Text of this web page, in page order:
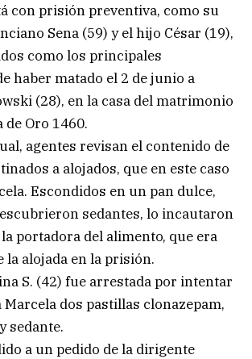
con prisión preventiva, como su
Sena (59) y el hijo César (19),
como los principales
haber matado el 2 de junio a
(28), en la casa del matrimonio
de Oro 1460.
agentes revisan el contenido de
a alojados, que en este caso
Escondidos en un pan dulce,
sedantes, lo incautaron
portadora del alimento, que era
la alojada en la prisión.
S. (42) fue arrestada por intentar
Marcela dos pastillas clonazepam,
sedante.
a un pedido de la dirigente